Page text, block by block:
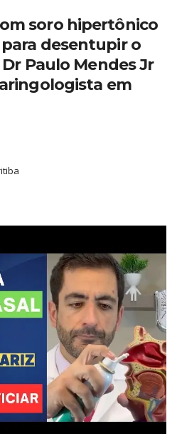
soro hipertônico
desentupir o
Paulo Mendes Jr
em